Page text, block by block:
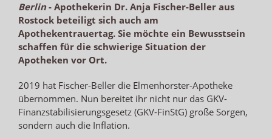
Berlin- Apothekerin Dr. Anja Fischer-Beller aus
Rostock beteiligt sich auch am
Apothekentrauertag. Sie möchte ein Bewusstsein
schaffen für die schwierige Situation der
Apotheken vor Ort.
2019 hat Fischer-Beller die Elmenhorster-Apotheke
übernommen. Nun bereitet ihr nicht nur das GKV-
Finanzstabilisierungsgesetz (GKV-FinStG) große Sorgen,
sondern auch die Inflation.